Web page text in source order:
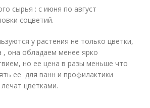
сырья : с июня по август
соцветий.
у растения не только цветки,
, она обладаем менее ярко
но ее цена в разы меньше что
ее для ванн и профилактики
цветками.